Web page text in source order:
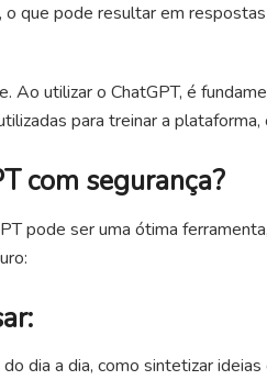
o que pode resultar em
Ao utilizar o ChatGPT, é
para treinar a
com segurança?
pode ser uma ótima
dia a dia, como sintetizar